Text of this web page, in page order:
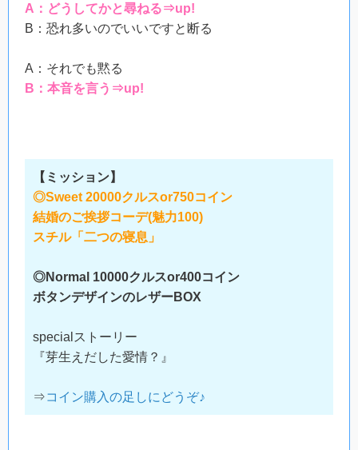
A：どうしてかと尋ねる⇒up!
B：恐れ多いのでいいですと断る
A：それでも黙る
B：本音を言う⇒up!
【ミッション】
◎Sweet 20000クルスor750コイン
結婚のご挨拶コーデ(魅力100)
スチル「二つの寝息」
◎Normal 10000クルスor400コイン
ボタンデザインのレザーBOX
specialストーリー
『芽生えだした愛情？』
⇒コイン購入の足しにどうぞ♪